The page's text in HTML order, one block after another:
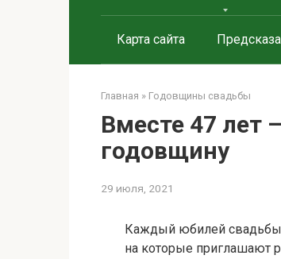
Карта сайта
Главная » Годовщины свадьбы
Вместе 47 лет
годовщину
29 июля, 2021
Каждый юбилей свадьбы
на которые приглашают